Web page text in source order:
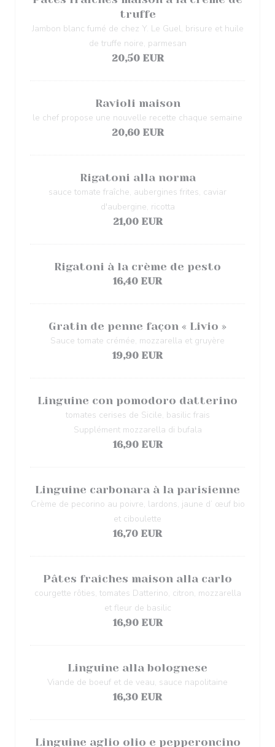
truffe
Jambon blanc fumé de chez Y. Le Guel, brisure et huile
de truffe noire, parmesan
20,50 EUR
Ravioli maison
le chef propose une nouvelle recette chaque semaine
20,60 EUR
Rigatoni alla norma
sauce tomate fraîche, aubergines frites, caviar
d'aubergine, ricotta
21,00 EUR
Rigatoni à la crème de pesto
16,40 EUR
Gratin de penne façon « Livio »
Sauce tomate crémée, mozzarella et gruyère
19,90 EUR
Linguine con pomodoro datterino
tomates cerises de Sicile, basilic frais
Supplément mozzarella di bufala
16,90 EUR
Linguine carbonara à la parisienne
Crème de pecorino au poivre, lardons, jaune d’ œuf bio
et ciboulette
16,70 EUR
Pâtes fraîches maison alla carlo
courgette rôties, tomates Datterino, citron, mozzarella
et fleur de basilic
16,90 EUR
Linguine alla bolognese
Viande de boeuf et de veau, sauce napolitaine
16,30 EUR
Linguine aglio olio e pepperoncino